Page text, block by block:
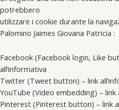
potrebbero
utilizzare i cookie durante la
Palomino Jaimes Giovana Patricia :
Facebook (Facebook login, Like
all’informativa
Twitter (Tweet button) – link
YouTube (Video embedding) – link
Pinterest (Pinterest button) – link